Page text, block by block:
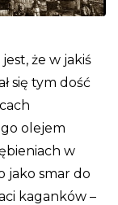
że w jakiś
się tym dość
olejem
w
jako smar do
kaganków –